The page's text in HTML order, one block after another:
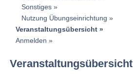
Sonstiges
Nutzung Übungseinrichtung
Veranstaltungsübersicht
Anmelden
Veranstaltungsübersicht